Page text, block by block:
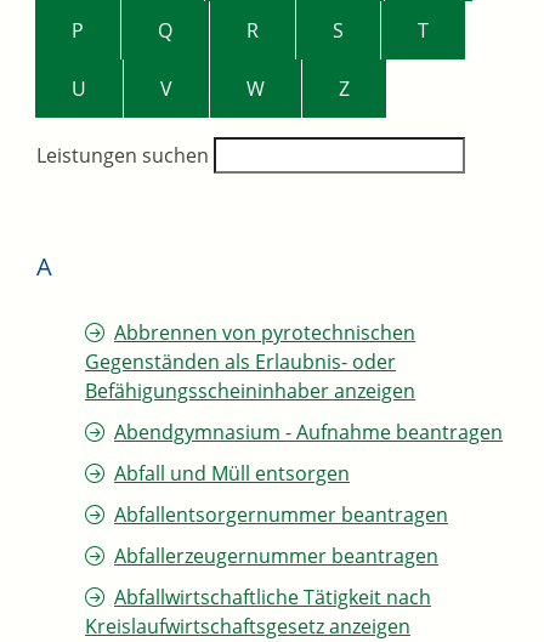
P Q R S T
U V W Z
Leistungen suchen
A
Abbrennen von pyrotechnischen
Gegenständen als Erlaubnis- oder
Befähigungsscheininhaber anzeigen
Abendgymnasium - Aufnahme beantragen
Abfall und Müll entsorgen
Abfallentsorgernummer beantragen
Abfallerzeugernummer beantragen
Abfallwirtschaftliche Tätigkeit nach
Kreislaufwirtschaftsgesetz anzeigen